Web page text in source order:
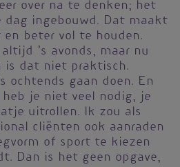
over na te denken; het
dag ingebouwd. Dat maakt
en beter vol te houden.
’s avonds, maar nu
is dat niet praktisch.
ochtends gaan doen. En
heb je niet veel nodig, je
uitrollen. Ik zou als
cliënten ook aanraden
of sport te kiezen
Dan is het geen opgave,